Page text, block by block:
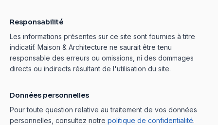
Responsabilité
Les informations présentes sur ce site sont fournies à titre
indicatif. Maison & Architecture ne saurait être tenu
responsable des erreurs ou omissions, ni des dommages
directs ou indirects résultant de l'utilisation du site.
Données personnelles
Pour toute question relative au traitement de vos données
personnelles, consultez notre politique de confidentialité.